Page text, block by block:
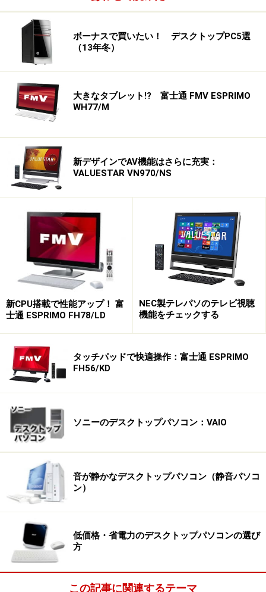
ボーナスで買いたい！ デスクトップPC5選
（13年冬）
大きなタブレット!? 富士通 FMV ESPRIMO
WH77/M
新デザインでAV機能はさらに充実：
VALUESTAR VN970/NS
新CPU搭載で性能アップ！ 富
士通 ESPRIMO FH78/LD
NEC製テレパソのテレビ視聴
機能をチェックする
タッチパッドで快適操作：富士通 ESPRIMO
FH56/KD
ソニーのデスクトップパソコン：VAIO
音が静かなデスクトップパソコン（静音パソコ
ン）
低価格・省電力のデスクトップパソコンの選び
方
この記事に関連するテーマ